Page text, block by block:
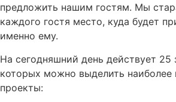
предложить нашим гостям. Мы
каждого гостя место, куда будет
именно ему.
На сегодняшний день действует 25
которых можно выделить наиболее
проекты: